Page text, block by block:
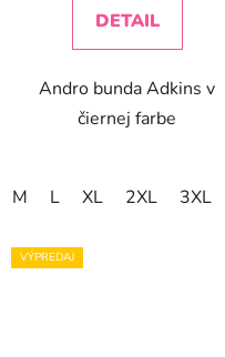
DETAIL
Andro bunda Adkins v
čiernej farbe
M L XL 2XL 3XL
VÝPREDAJ